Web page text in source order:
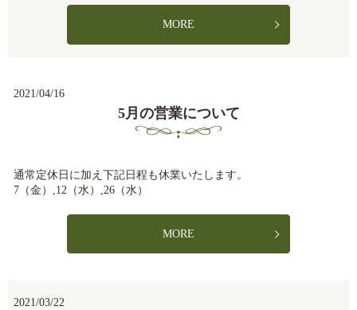
MORE
2021/04/16
5月の営業について
通常定休日に加え下記日程も休業いたします。
7（金）,12（水）,26（水）
MORE
2021/03/22